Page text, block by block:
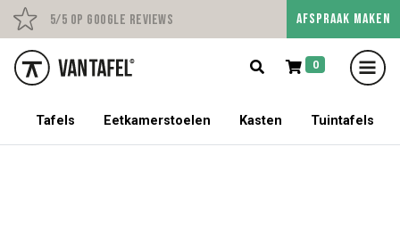
5/5 op Google Reviews Persoonlijk advies op
AFSPRAAK MAKEN
0
5% korting op een tafel met stoelen!
Tafels Eetkamerstoelen Kasten Tuintafels